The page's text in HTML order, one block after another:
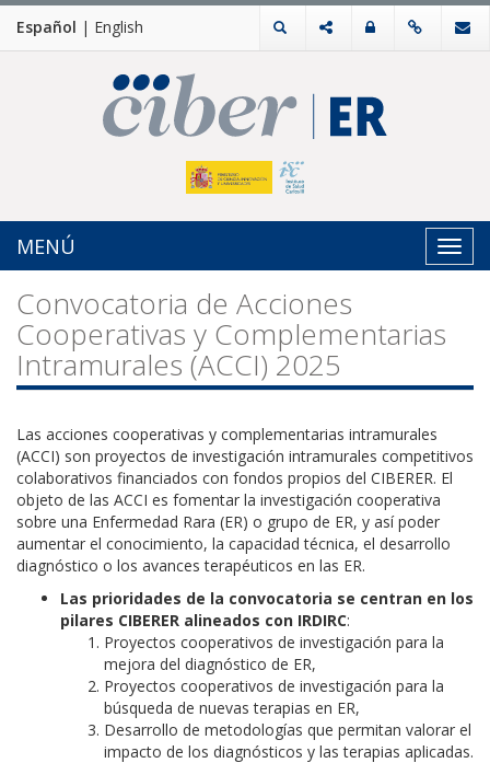
Español | English
MENÚ
Convocatoria de Acciones
Cooperativas y Complementarias
Intramurales (ACCI) 2025
Las acciones cooperativas y complementarias intramurales
(ACCI) son proyectos de investigación intramurales competitivos
colaborativos financiados con fondos propios del CIBERER. El
objeto de las ACCI es fomentar la investigación cooperativa
sobre una Enfermedad Rara (ER) o grupo de ER, y así poder
aumentar el conocimiento, la capacidad técnica, el desarrollo
diagnóstico o los avances terapéuticos en las ER.
Las prioridades de la convocatoria se centran en los
pilares CIBERER alineados con IRDIRC:
Proyectos cooperativos de investigación para la
mejora del diagnóstico de ER,
Proyectos cooperativos de investigación para la
búsqueda de nuevas terapias en ER,
Desarrollo de metodologías que permitan valorar el
impacto de los diagnósticos y las terapias aplicadas.